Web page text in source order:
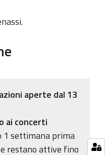
aperte dal 13
ai concerti
1 settimana prima
restano attive fino